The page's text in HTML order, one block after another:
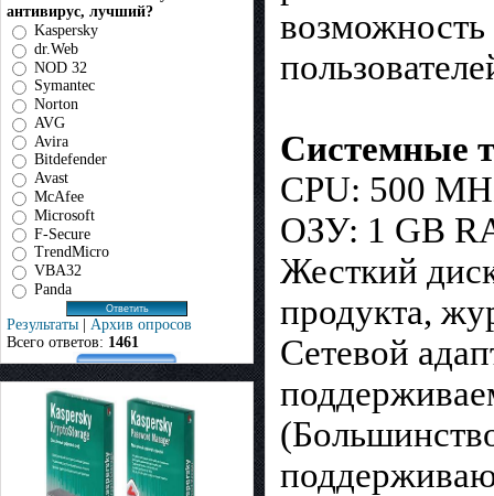
антивирус, лучший?
Kaspersky
dr.Web
NOD 32
Symantec
Norton
AVG
Avira
Bitdefender
Avast
McAfee
Microsoft
F-Secure
TrendMicro
VBA32
Panda
Результаты | Архив опросов
Всего ответов: 1461
возможность
Системные
CPU: 500
ОЗУ: 1 GB
Жесткий
продукта,
Сетевой